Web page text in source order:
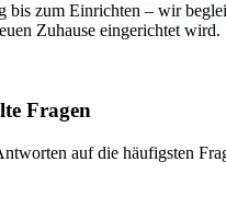
bis zum Einrichten – wir
Zuhause eingerichtet
Fragen
auf die häufigsten